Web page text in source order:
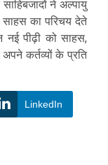
ने अल्पायु
साहस का परिचय देते
नई पीढ़ी को साहस,
अपने कर्तव्यों के प्रति
LinkedIn